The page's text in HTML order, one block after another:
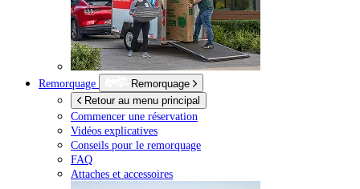
Remorquage
Remorquage
Retour au menu principal
Commencer une réservation
Vidéos explicatives
Conseils pour le remorquage
FAQ
Attaches et accessoires